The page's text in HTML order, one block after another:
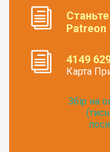
Patreon
4149
Карта
Збір на